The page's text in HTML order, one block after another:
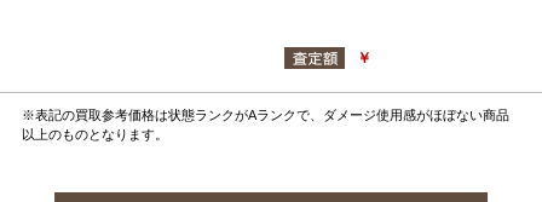
￥
※表記の買取参考価格は状態ランクがAランクで、ダメージ使用感がほぼない商品
以上のものとなります。